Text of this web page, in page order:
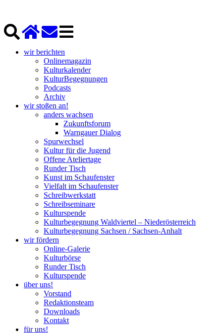
wir berichten
Onlinemagazin
Kulturkalender
KulturBegegnungen
Podcasts
Archiv
wir stoßen an!
anders wachsen
Zukunftsforum
Warngauer Dialog
Spurwechsel
Kultur für die Jugend
Offene Ateliertage
Runder Tisch
Kunst im Schaufenster
Vielfalt im Schaufenster
Schreibwerkstatt
Schreibseminare
Kulturspende
Kulturbegegnung Waldviertel – Niederösterreich
Kulturbegegnung Sachsen / Sachsen-Anhalt
wir fördern
Online-Galerie
Kulturbörse
Runder Tisch
Kulturspende
über uns!
Vorstand
Redaktionsteam
Downloads
Kontakt
für uns!